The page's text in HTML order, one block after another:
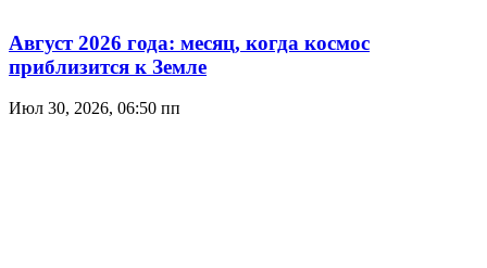
Август 2026 года: месяц, когда космос
приблизится к Земле
Июл 30, 2026, 06:50 пп